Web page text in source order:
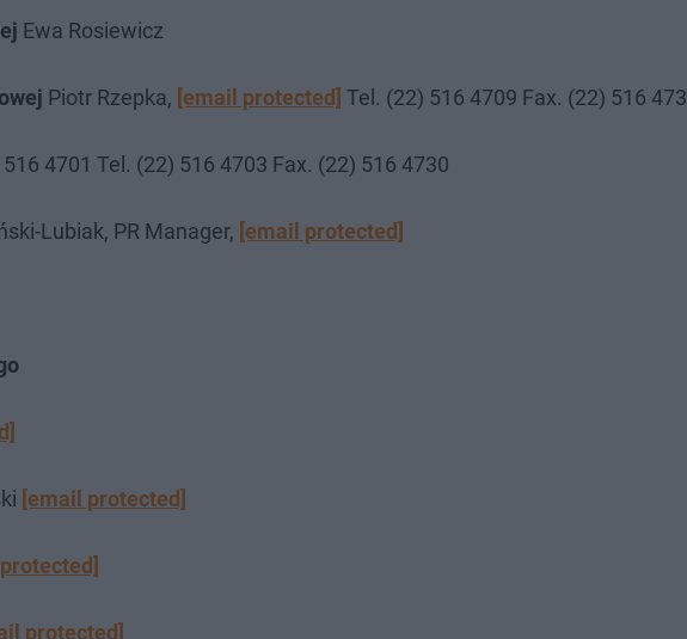
Ewa Rosiewicz
Piotr Rzepka, [email protected] Tel. (22) 516 4709 Fax. (22) 516
4701 Tel. (22) 516 4703 Fax. (22) 516 4730
Lubiak, PR Manager, [email protected]
[email protected]
protected]